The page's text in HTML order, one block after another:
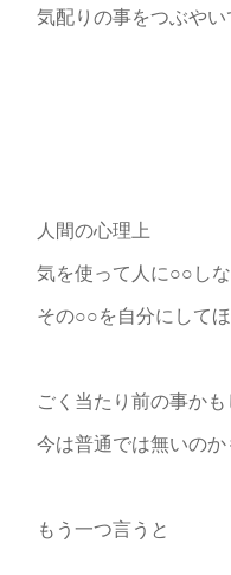
気配りの事をつぶやい
人間の心理上
気を使って人に○○し
その○○を自分にして
ごく当たり前の事か
今は普通では無いのか
もう一つ言うと